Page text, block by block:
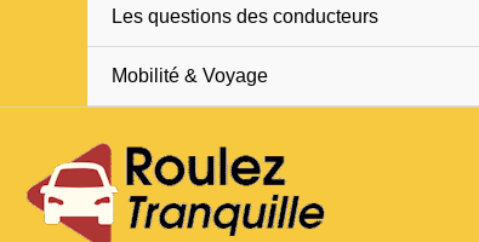
Les questions des conducteurs
Mobilité & Voyage